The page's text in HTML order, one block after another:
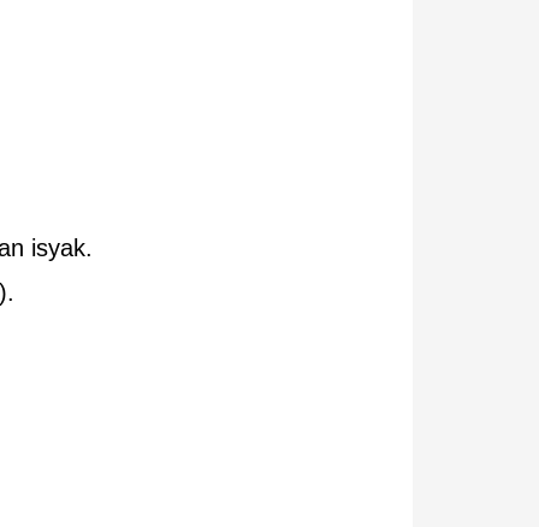
isyak.